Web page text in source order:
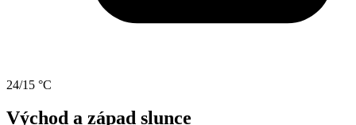
24/15 °C
Východ a západ slunce